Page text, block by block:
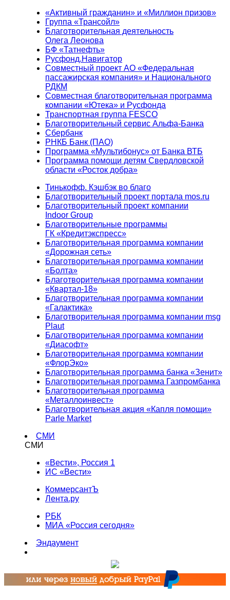
«Активный гражданин» и «Миллион призов»
Группа «Трансойл»
Благотворительная деятельность
Олега Леонова
БФ «Татнефть»
Русфонд.Навигатор
Совместный проект АО «Федеральная
пассажирская компания» и Национального
РДКМ
Совместная благотворительная программа
компании «Ютека» и Русфонда
Транспортная группа FESCO
Благотворительный сервис Альфа-Банка
Сбербанк
РНКБ Банк (ПАО)
Программа «Мультибонус» от Банка ВТБ
Программа помощи детям Свердловской
области «Росток добра»
Тинькофф. Кэшбэк во благо
Благотворительный проект портала mos.ru
Благотворительный проект компании
Indoor Group
Благотворительные программы
ГК «Кредитэкспресс»
Благотворительная программа компании
«Дорожная сеть»
Благотворительная программа компании
«Болта»
Благотворительная программа компании
«Квартал-18»
Благотворительная программа компании
«Галактика»
Благотворительная программа компании msg
Plaut
Благотворительная программа компании
«Диасофт»
Благотворительная программа компании
«ФлорЭко»
Благотворительная программа банка «Зенит»
Благотворительная программа Газпромбанка
Благотворительная программа
«Металлоинвест»
Благотворительная акция «Капля помощи»
Parle Market
СМИ
СМИ
«Вести», Россия 1
ИС «Вести»
КоммерсантЪ
Лента.ру
РБК
МИА «Россия сегодня»
Эндаумент